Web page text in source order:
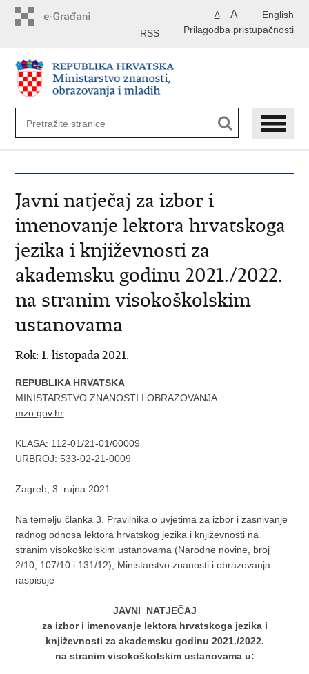
English
A A
Prilagodba pristupačnosti
RSS
Javni natječaj za izbor i
imenovanje lektora hrvatskoga
jezika i književnosti za
akademsku godinu 2021./2022.
na stranim visokoškolskim
ustanovama
Rok: 1. listopada 2021.
REPUBLIKA HRVATSKA
MINISTARSTVO ZNANOSTI I OBRAZOVANJA
mzo.gov.hr
KLASA: 112-01/21-01/00009
URBROJ: 533-02-21-0009
Zagreb, 3. rujna 2021.
Na temelju članka 3. Pravilnika o uvjetima za izbor i zasnivanje
radnog odnosa lektora hrvatskog jezika i književnosti na
stranim visokoškolskim ustanovama (Narodne novine, broj
2/10, 107/10 i 131/12), Ministarstvo znanosti i obrazovanja
raspisuje
JAVNI NATJEČAJ
za izbor i imenovanje lektora hrvatskoga jezika i
književnosti za akademsku godinu 2021./2022.
na stranim visokoškolskim ustanovama u: